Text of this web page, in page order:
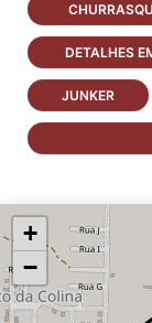
DETALHES
JUNKER
+
−